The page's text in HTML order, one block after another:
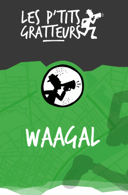
waagal